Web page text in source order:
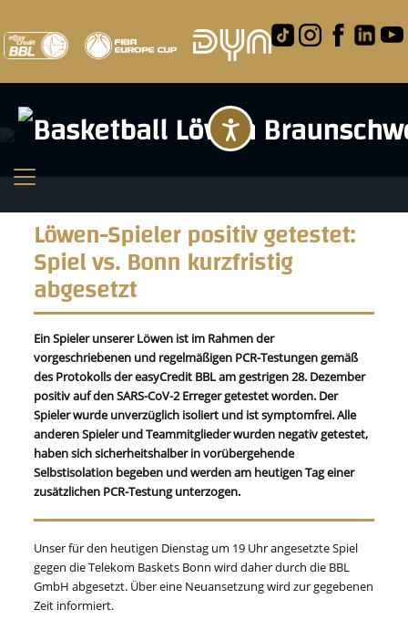
Löwen-Spieler positiv getestet:
Spiel vs. Bonn kurzfristig
abgesetzt
Ein Spieler unserer Löwen ist im Rahmen der
vorgeschriebenen und regelmäßigen PCR-Testungen gemäß
des Protokolls der easyCredit BBL am gestrigen 28. Dezember
positiv auf den SARS-CoV-2 Erreger getestet worden. Der
Spieler wurde unverzüglich isoliert und ist symptomfrei. Alle
anderen Spieler und Teammitglieder wurden negativ getestet,
haben sich sicherheitshalber in vorübergehende
Selbstisolation begeben und werden am heutigen Tag einer
zusätzlichen PCR-Testung unterzogen.
Unser für den heutigen Dienstag um 19 Uhr angesetzte Spiel
gegen die Telekom Baskets Bonn wird daher durch die BBL
GmbH abgesetzt. Über eine Neuansetzung wird zur gegebenen
Zeit informiert.